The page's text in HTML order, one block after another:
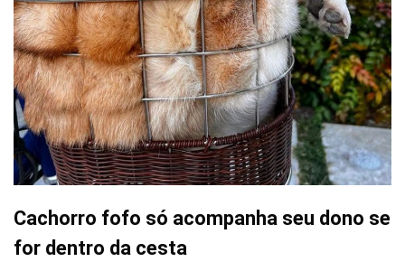
Cachorro fofo só acompanha seu dono se
for dentro da cesta